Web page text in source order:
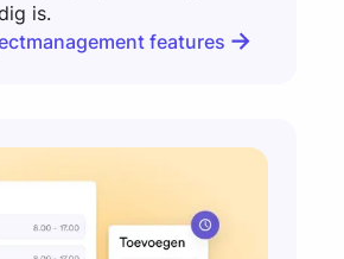
is.
features
features